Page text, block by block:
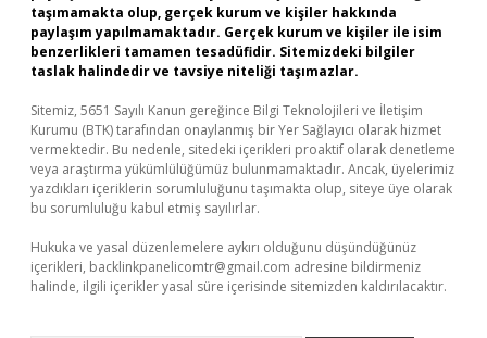
taşımamakta olup, gerçek kurum ve kişiler hakkında
paylaşım yapılmamaktadır. Gerçek kurum ve kişiler ile isim
benzerlikleri tamamen tesadüfidir. Sitemizdeki bilgiler
taslak halindedir ve tavsiye niteliği taşımazlar.
Sitemiz, 5651 Sayılı Kanun gereğince Bilgi Teknolojileri ve İletişim
Kurumu (BTK) tarafından onaylanmış bir Yer Sağlayıcı olarak hizmet
vermektedir. Bu nedenle, sitedeki içerikleri proaktif olarak denetleme
veya araştırma yükümlülüğümüz bulunmamaktadır. Ancak, üyelerimiz
yazdıkları içeriklerin sorumluluğunu taşımakta olup, siteye üye olarak
bu sorumluluğu kabul etmiş sayılırlar.
Hukuka ve yasal düzenlemelere aykırı olduğunu düşündüğünüz
içerikleri, backlinkpanelicomtr@gmail.com adresine bildirmeniz
halinde, ilgili içerikler yasal süre içerisinde sitemizden kaldırılacaktır.